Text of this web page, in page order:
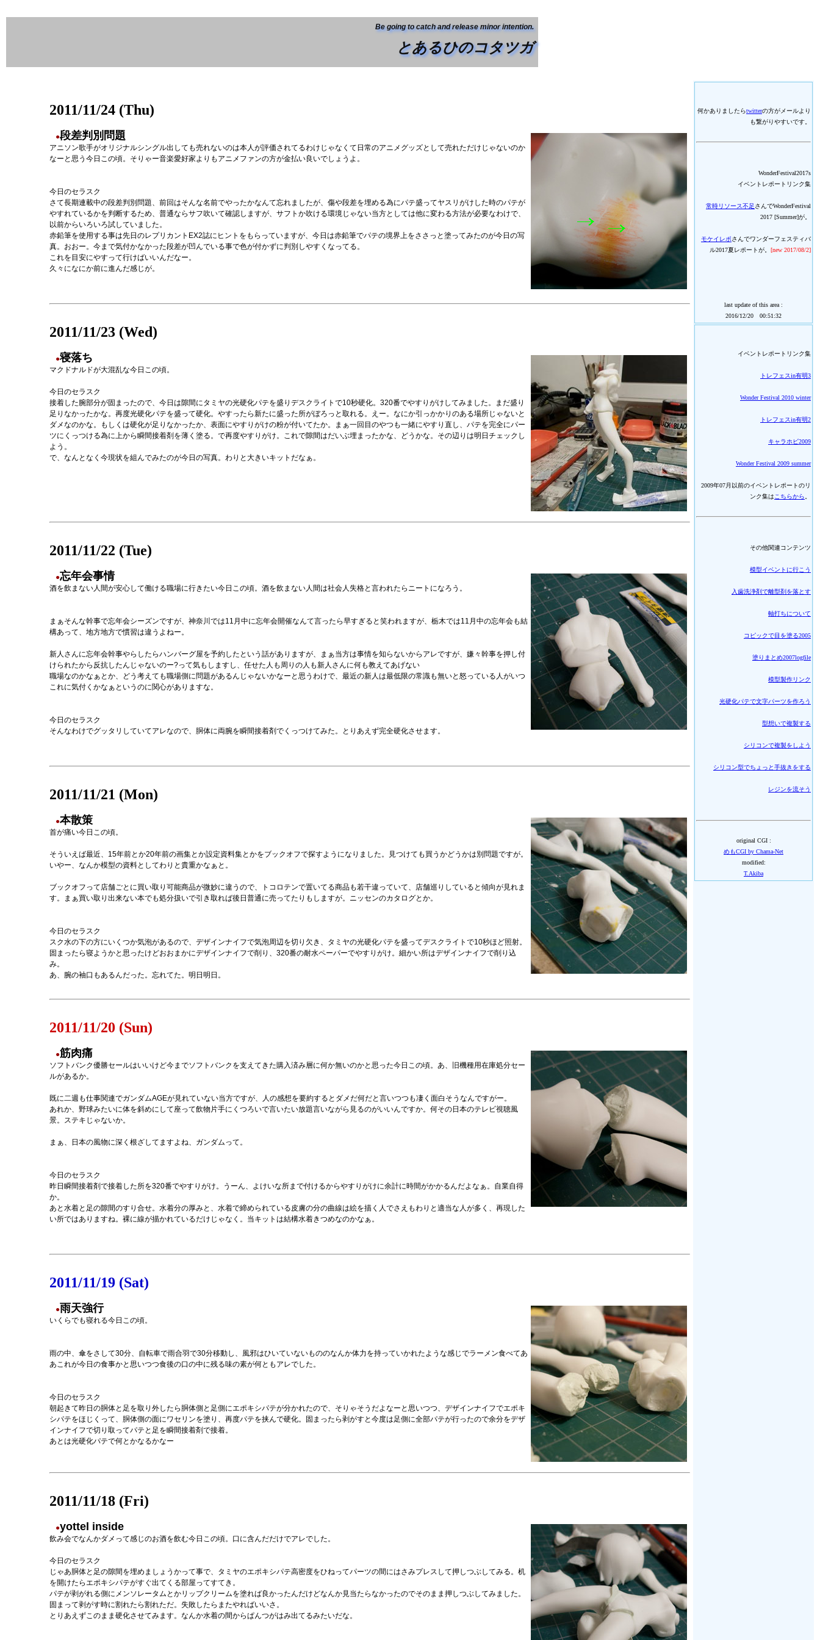
Be going to catch and release minor intention.
とあるひのコタツガ
2011/11/24 (Thu)
●段差判別問題
アニソン歌手がオリジナルシングル出しても売れないのは本人が評価されてるわけじゃなくて日常のアニメグッズとして売れただけじゃないのか
なーと思う今日この頃。そりゃー音楽愛好家よりもアニメファンの方が金払い良いでしょうよ。
今日のセラスク
さて長期連載中の段差判別問題、前回はそんな名前でやったかなんて忘れましたが、傷や段差を埋める為にパテ盛ってヤスリがけした時のパテが
やすれているかを判断するため、普通ならサフ吹いて確認しますが、サフトか吹ける環境じゃない当方としては他に変わる方法が必要なわけで、
以前からいろいろ試していました。
赤鉛筆を使用する事は先日のレプリカントEX2誌にヒントをもらっていますが、今日は赤鉛筆でパテの境界上をささっと塗ってみたのが今日の写
真。おおー。今まで気付かなかった段差が凹んでいる事で色が付かずに判別しやすくなってる。
これを目安にやすって行けばいいんだなー。
久々になにか前に進んだ感じが。
2011/11/23 (Wed)
●寝落ち
マクドナルドが大混乱な今日この頃。
今日のセラスク
接着した腕部分が固まったので、今日は隙間にタミヤの光硬化パテを盛りデスクライトで10秒硬化。320番でやすりがけしてみました。まだ盛り
足りなかったかな。再度光硬化パテを盛って硬化。やすったら新たに盛った所がぼろっと取れる。えー。なにか引っかかりのある場所じゃないと
ダメなのかな。もしくは硬化が足りなかったか、表面にやすりがけの粉が付いてたか。まぁ一回目のやつも一緒にやすり直し、パテを完全にパー
ツにくっつける為に上から瞬間接着剤を薄く塗る。で再度やすりがけ。これで隙間はだいぶ埋まったかな、どうかな。その辺りは明日チェックし
よう。
で、なんとなく今現状を組んでみたのが今日の写真。わりと大きいキットだなぁ。
2011/11/22 (Tue)
●忘年会事情
酒を飲まない人間が安心して働ける職場に行きたい今日この頃。酒を飲まない人間は社会人失格と言われたらニートになろう。
まぁそんな幹事で忘年会シーズンですが、神奈川では11月中に忘年会開催なんて言ったら早すぎると笑われますが、栃木では11月中の忘年会も結
構あって、地方地方で慣習は違うよねー。
新人さんに忘年会幹事やらしたらハンバーグ屋を予約したという話がありますが、まぁ当方は事情を知らないからアレですが、嫌々幹事を押し付
けられたから反抗したんじゃないのー?って気もしますし、任せた人も周りの人も新人さんに何も教えてあげない
職場なのかなぁとか、どう考えても職場側に問題があるんじゃないかなーと思うわけで、最近の新人は最低限の常識も無いと怒っている人がいつ
これに気付くかなぁというのに関心がありますな。
今日のセラスク
そんなわけでグッタリしていてアレなので、胴体に両腕を瞬間接着剤でくっつけてみた。とりあえず完全硬化させます。
2011/11/21 (Mon)
●本散策
首が痛い今日この頃。
そういえば最近、15年前とか20年前の画集とか設定資料集とかをブックオフで探すようになりました。見つけても買うかどうかは別問題ですが。
いやー、なんか模型の資料としてわりと貴重かなぁと。
ブックオフって店舗ごとに買い取り可能商品が微妙に違うので、トコロテンで置いてる商品も若干違っていて、店舗巡りしていると傾向が見れま
す。まぁ買い取り出来ない本でも処分扱いで引き取れば後日普通に売ってたりもしますが。ニッセンのカタログとか。
今日のセラスク
スク水の下の方にいくつか気泡があるので、デザインナイフで気泡周辺を切り欠き、タミヤの光硬化パテを盛ってデスクライトで10秒ほど照射。
固まったら寝ようかと思ったけどおおまかにデザインナイフで削り、320番の耐水ペーパーでやすりがけ。細かい所はデザインナイフで削り込
み。
あ、腕の袖口もあるんだった。忘れてた。明日明日。
2011/11/20 (Sun)
●筋肉痛
ソフトバンク優勝セールはいいけど今までソフトバンクを支えてきた購入済み層に何か無いのかと思った今日この頃。あ、旧機種用在庫処分セー
ルがあるか。
既に二週も仕事関連でガンダムAGEが見れていない当方ですが、人の感想を要約するとダメだ何だと言いつつも凄く面白そうなんですがー。
あれか、野球みたいに体を斜めにして座って飲物片手にくつろいで言いたい放題言いながら見るのがいいんですか。何その日本のテレビ視聴風
景。ステキじゃないか。
まぁ、日本の風物に深く根ざしてますよね、ガンダムって。
今日のセラスク
昨日瞬間接着剤で接着した所を320番でやすりがけ。うーん、よけいな所まで付けるからやすりがけに余計に時間がかかるんだよなぁ。自業自得
か。
あと水着と足の隙間のすり合せ。水着分の厚みと、水着で締められている皮膚の分の曲線は絵を描く人でさえもわりと適当な人が多く、再現した
い所ではありますね。裸に線が描かれているだけじゃなく。当キットは結構水着きつめなのかなぁ。
2011/11/19 (Sat)
●雨天強行
いくらでも寝れる今日この頃。
雨の中、傘をさして30分、自転車で雨合羽で30分移動し、風邪はひいていないもののなんか体力を持っていかれたような感じでラーメン食べてあ
あこれが今日の食事かと思いつつ食後の口の中に残る味の素が何ともアレでした。
今日のセラスク
朝起きて昨日の胴体と足を取り外したら胴体側と足側にエポキシパテが分かれたので、そりゃそうだよなーと思いつつ、デザインナイフでエポキ
シパテをほじくって、胴体側の面にワセリンを塗り、再度パテを挟んで硬化。固まったら剥がすと今度は足側に全部パテが行ったので余分をデザ
インナイフで切り取ってパテと足を瞬間接着剤で接着。
あとは光硬化パテで何とかなるかなー
2011/11/18 (Fri)
●yottel inside
飲み会でなんかダメって感じのお酒を飲む今日この頃。口に含んだだけでアレでした。
今日のセラスク
じゃあ胴体と足の隙間を埋めましょうかって事で、タミヤのエポキシパテ高密度をひねってパーツの間にはさみプレスして押しつぶしてみる。机
を開けたらエポキシパテがすぐ出てくる部屋ってすてき。
パテが剥がれる側にメンソレータムとかリップクリームを塗れば良かったんだけどなんか見当たらなかったのでそのまま押しつぶしてみました。
固まって剥がす時に割れたら割れただ。失敗したらまたやればいいさ。
とりあえずこのまま硬化させてみます。なんか水着の間からぱんつがはみ出てるみたいだな。
何かありましたらtwitterの方がメールより
も繋がりやすいです。
WonderFestival2017s
イベントレポートリンク集
常時リソース不足さんでWonderFestival
2017 [Summer]が。
モケイレポさんでワンダーフェスティバ
ル2017夏レポートが。 [new 2017/08/2]
last update of this area :
2016/12/20 00:51:32
イベントレポートリンク集
トレフェスin有明3
Wonder Festival 2010 winter
トレフェスin有明2
キャラホビ2009
Wonder Festival 2009 summer
2009年07月以前のイベントレポートのリ
ンク集は こちらから
その他関連コンテンツ
模型イベントに行こう
入歯洗浄剤で離型剤を落とす
軸打ちについて
コピックで目を塗る2005
塗りまとめ2007logfile
模型製作リンク
光硬化パテで文字パーツを作ろう
型想いで複製する
シリコンで複製をしよう
シリコン型でちょっと手抜きをする
レジンを流そう
original CGI :
めもCGI by Chama-Net
modified:
T.Akiba